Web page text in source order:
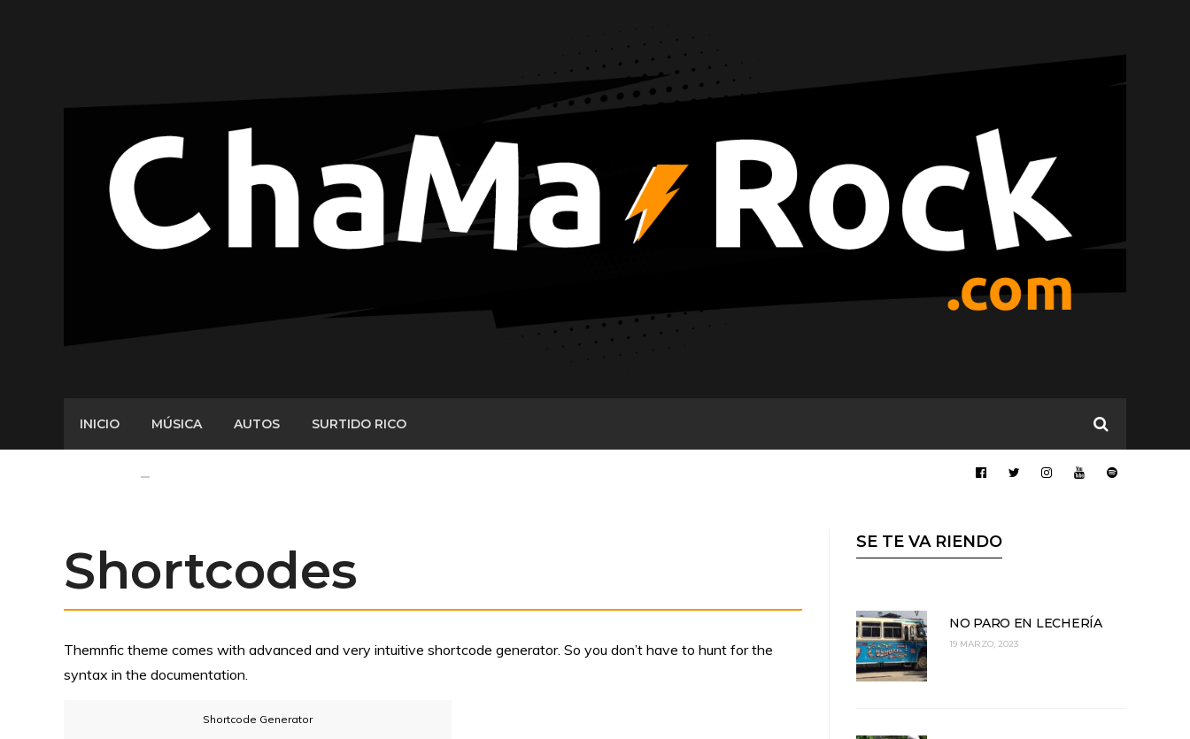
INICIO MÚSICA AUTOS SURTIDO RICO
Shortcodes
Themnfic theme comes with advanced and very intuitive shortcode generator. So you don’t have to hunt for the
syntax in the documentation.
Shortcode Generator
SE TE VA RIENDO
NO PARO EN LECHERÍA
19 MARZO, 2023